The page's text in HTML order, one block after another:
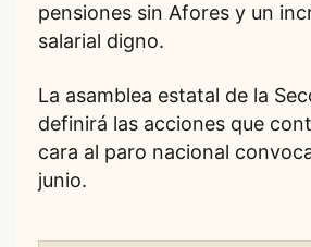
pensiones sin Afores y un
salarial digno.
La asamblea estatal de la
definirá las acciones que
cara al paro nacional
junio.